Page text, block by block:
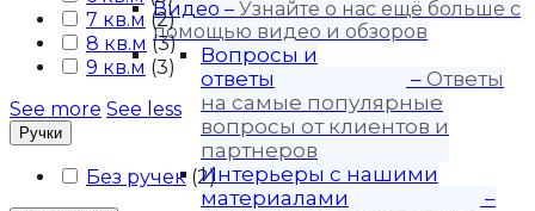
Видео – Узнайте о нас ещё больше с
помощью видео и обзоров
Вопросы и
ответы
– Ответы
на самые популярные
вопросы от клиентов и
партнеров
Интерьеры с нашими
материалами
–
7 кв.м (2)
8 кв.м (3)
9 кв.м (3)
See more See less
Ручки
Без ручек (2)